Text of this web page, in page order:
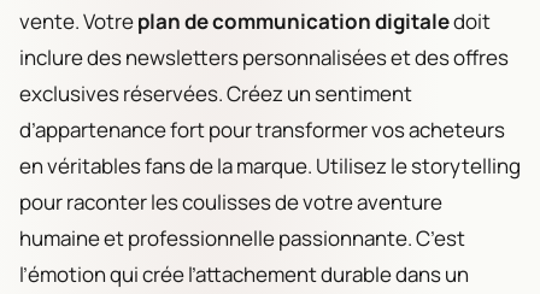
vente. Votreplan de communication digitaledoit
inclure des newsletters personnalisées et des offres
exclusives réservées. Créez un sentiment
d’appartenance fort pour transformer vos acheteurs
en véritables fans de la marque. Utilisez le storytelling
pour raconter les coulisses de votre aventure
humaine et professionnelle passionnante. C’est
l’émotion qui crée l’attachement durable dans un